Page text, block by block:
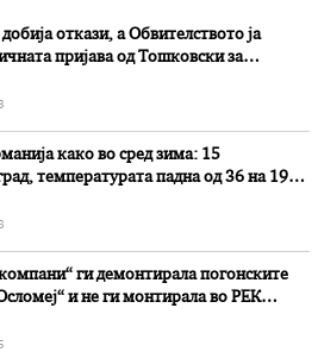
откази, а Обвителството ја
пријава од Тошковски за
како во сред зима: 15
температурата падна од 36 на 19
ги демонтирала погонските
и не ги монтирала во РЕК